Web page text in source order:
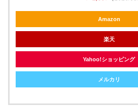
Amazon
楽天
Yahoo!ショッピング
メルカリ